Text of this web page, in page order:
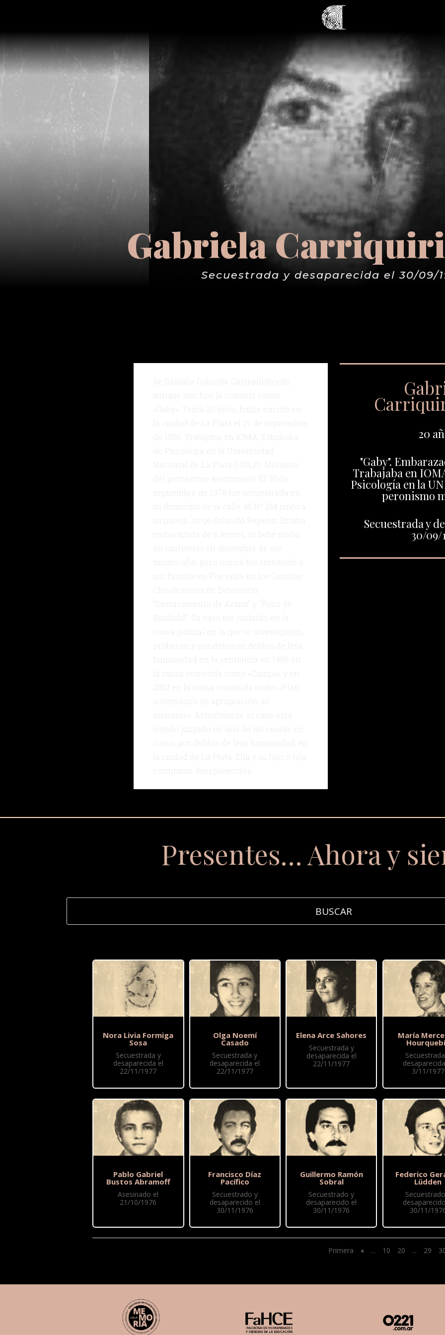
Gabriela
Secuestrada y desaparecida el 30/09/
20
"Gaby".
Trabajaba en
Psicología en la
peronismo
Secuestrada y
30/09/
Presentes… Ahora y
Nora Livia Formiga
Sosa
Secuestrada y
desaparecida el
22/11/1977
Pablo Gabriel
Bustos Abramoff
Asesinado el
21/10/1976
Olga Noemí
Casado
Secuestrada y
desaparecida el
22/11/1977
Francisco Díaz
Pacífico
Secuestrado y
desaparecido el
30/11/1976
Elena Arce Sahores
Secuestrada y
desaparecida el
22/11/1977
Guillermo Ramón
Sobral
Secuestrado y
desaparecido el
30/11/1976
María
3/11/1977
Federico
Lüdden
30/11/
Primera « ... 10 20 ... 29